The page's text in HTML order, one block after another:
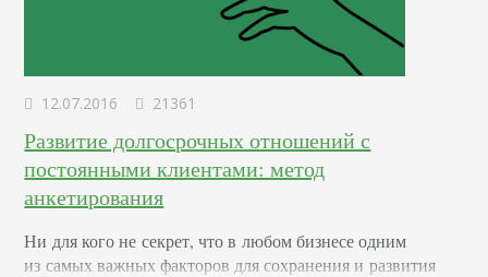
12.07.2016 21361
Развитие долгосрочных отношений с
постоянными клиентами: метод
анкетирования
Ни для кого не секрет, что в любом бизнесе одним
из самых важных факторов для сохранения и развития